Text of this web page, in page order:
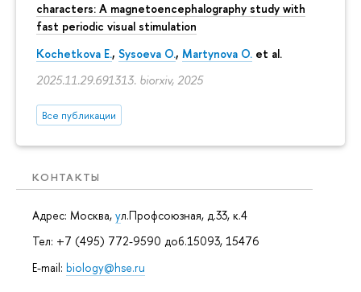
characters: A magnetoencephalography study with
fast periodic visual stimulation
Kochetkova E., Sysoeva O., Martynova O. et al.
2025.11.29.691313. biorxiv, 2025
Все публикации
КОНТАКТЫ
Адрес: Москва, ул.Профсоюзная, д.33, к.4
Тел: +7 (495) 772-9590 доб.15093, 15476
E-mail: biology@hse.ru